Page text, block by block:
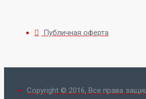
Публичная оферта
Copyright © 2016, Все права